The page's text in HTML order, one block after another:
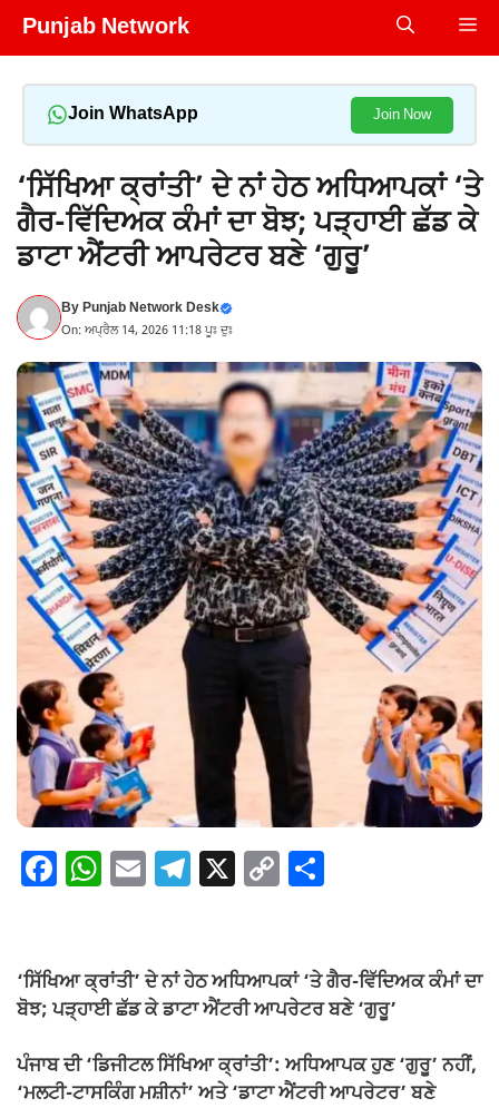
Skip
Punjab Network
Join WhatsApp Join Now
‘ਸਿੱਖਿਆ ਕ੍ਰਾਂਤੀ’ ਦੇ ਨਾਂ ਹੇਠ ਅਧਿਆਪਕਾਂ ‘ਤੇ
ਗੈਰ-ਵਿੱਦਿਅਕ ਕੰਮਾਂ ਦਾ ਬੋਝ; ਪੜ੍ਹਾਈ ਛੱਡ ਕੇ
ਡਾਟਾ ਐਂਟਰੀ ਆਪਰੇਟਰ ਬਣੇ ‘ਗੁਰੂ’
ByPunjab Network Desk
On: ਅਪ੍ਰੈਲ 14, 2026 11:18 ਪੂਃ ਦੁਃ
F
e
b
o
o
W
s
A
p
p
E T
gr
a
m
X C
y
Li
n
k
e
‘ਸਿੱਖਿਆ ਕ੍ਰਾਂਤੀ’ ਦੇ ਨਾਂ ਹੇਠ ਅਧਿਆਪਕਾਂ ‘ਤੇ ਗੈਰ-ਵਿੱਦਿਅਕ ਕੰਮਾਂ ਦਾ
ਬੋਝ; ਪੜ੍ਹਾਈ ਛੱਡ ਕੇ ਡਾਟਾ ਐਂਟਰੀ ਆਪਰੇਟਰ ਬਣੇ ‘ਗੁਰੂ’
ਪੰਜਾਬ ਦੀ ‘ਡਿਜੀਟਲ ਸਿੱਖਿਆ ਕ੍ਰਾਂਤੀ’: ਅਧਿਆਪਕ ਹੁਣ ‘ਗੁਰੂ’ ਨਹੀਂ,
‘ਮਲਟੀ-ਟਾਸਕਿੰਗ ਮਸ਼ੀਨਾਂ’ ਅਤੇ ‘ਡਾਟਾ ਐਂਟਰੀ ਆਪਰੇਟਰ’ ਬਣੇ